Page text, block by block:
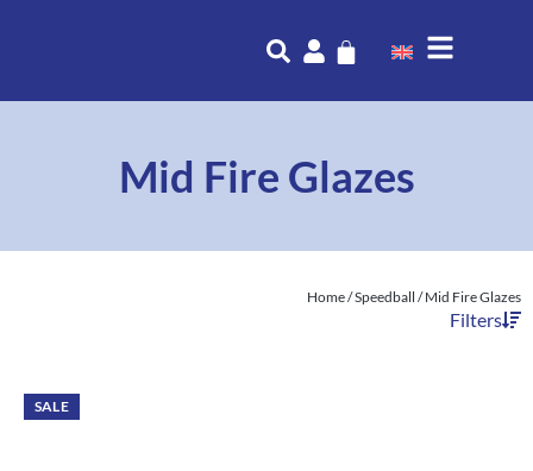
Mid Fire Glazes
Home/Speedball / Mid Fire Glazes
Filters
SALE
SALE
SALE
SALE
SALE
SALE
SALE
SALE
SALE
SALE
SALE
SALE
SALE
SALE
SALE